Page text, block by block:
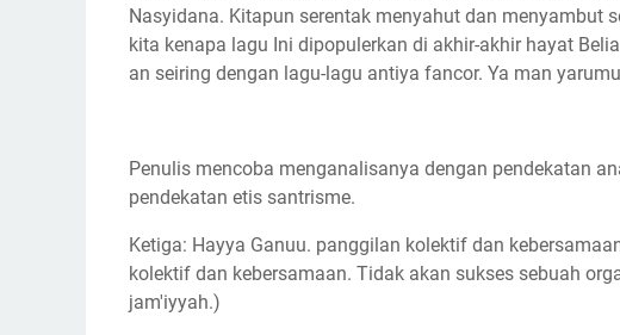
Nasyidana. Kitapun serentak menyahut dan menyambut
kita kenapa lagu Ini dipopulerkan di akhir-akhir hayat
an seiring dengan lagu-lagu antiya fancor. Ya man
Penulis mencoba menganalisanya dengan pendekatan
pendekatan etis santrisme.
Ketiga: Hayya Ganuu. panggilan kolektif dan
kolektif dan kebersamaan. Tidak akan sukses sebuah
jam'iyyah.)